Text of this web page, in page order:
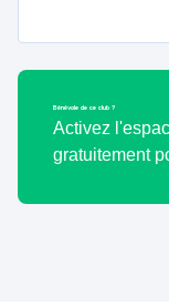
Bénévole de ce club ?
Activez
gratuitement